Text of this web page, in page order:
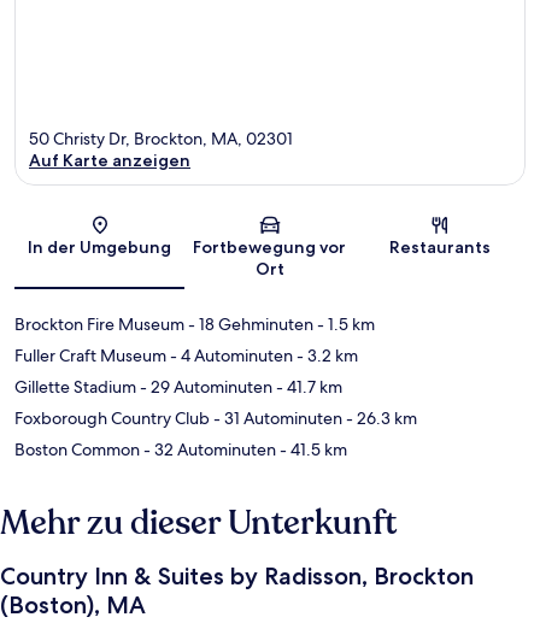
Karte
50 Christy Dr, Brockton, MA, 02301
Auf Karte anzeigen
In der Umgebung
Fortbewegung vor
Ort
Restaurants
Brockton Fire Museum- 18 Gehminuten- 1.5 km
Fuller Craft Museum- 4 Autominuten- 3.2 km
Gillette Stadium- 29 Autominuten- 41.7 km
Foxborough Country Club- 31 Autominuten- 26.3 km
Boston Common- 32 Autominuten- 41.5 km
Mehr zu dieser Unterkunft
Country Inn & Suites by Radisson, Brockton
(Boston), MA